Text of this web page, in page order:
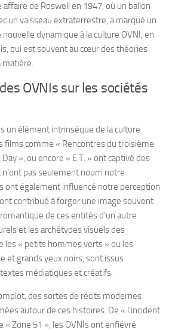
affaire de Roswell en 1947, où un ballon
un vaisseau extraterrestre, a marqué un
dynamique à la culture OVNI, en
qui est souvent au cœur des théories
matière.
OVNIs sur les sociétés
un élément intrinsèque de la culture
films comme « Rencontres du troisième
», ou encore « E.T. » ont captivé des
pas seulement nourri notre
ont également influencé notre perception
contribué à forger une image souvent
de ces entités d’un autre
et les archétypes visuels des
les « petits hommes verts » ou les
et grands yeux noirs, sont issus
médiatiques et créatifs.
des sortes de récits modernes
autour de ces histoires. De « l’incident
« Zone 51 », les OVNIs ont enfiévré